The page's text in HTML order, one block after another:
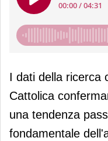
I dati della ricerca
Cattolica
una tendenza
fondamentale